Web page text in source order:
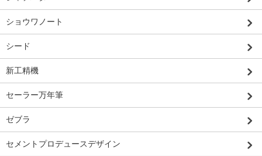
ショウワノート
シード
新工精機
セーラー万年筆
ゼブラ
セメントプロデュースデザイン